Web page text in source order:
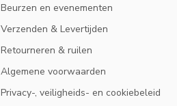
Beurzen en evenementen
Verzenden & Levertijden
Retourneren & ruilen
Algemene voorwaarden
Privacy-, veiligheids- en cookiebeleid